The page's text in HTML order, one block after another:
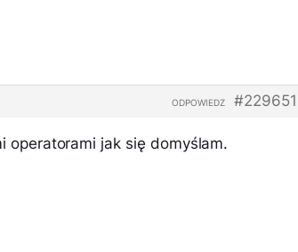
#229651
ODPOWIEDZ
operatorami jak się domyślam.